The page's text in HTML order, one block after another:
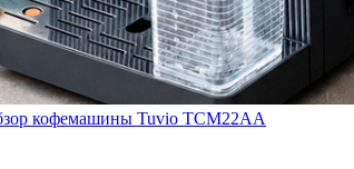
кофемашины Tuvio TCM22AA